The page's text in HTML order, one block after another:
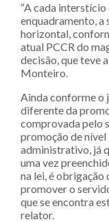
“A cada interstício
enquadramento, a
horizontal,
atual PCCR do
decisão, que teve
Monteiro.
Ainda conforme o
diferente da
comprovada pelo
promoção de
administrativo, já
uma vez
na lei, é
promover o
que se encontra
relator.